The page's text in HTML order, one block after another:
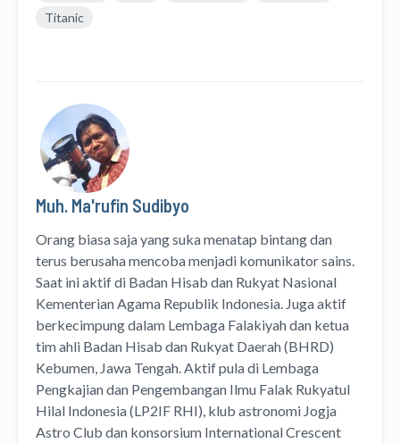
Titanic
Muh. Ma'rufin Sudibyo
Orang biasa saja yang suka menatap bintang dan
terus berusaha mencoba menjadi komunikator sains.
Saat ini aktif di Badan Hisab dan Rukyat Nasional
Kementerian Agama Republik Indonesia. Juga aktif
berkecimpung dalam Lembaga Falakiyah dan ketua
tim ahli Badan Hisab dan Rukyat Daerah (BHRD)
Kebumen, Jawa Tengah. Aktif pula di Lembaga
Pengkajian dan Pengembangan Ilmu Falak Rukyatul
Hilal Indonesia (LP2IF RHI), klub astronomi Jogja
Astro Club dan konsorsium International Crescent